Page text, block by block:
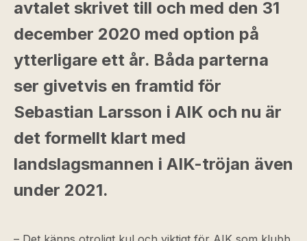
avtalet skrivet till och med den 31
december 2020 med option på
ytterligare ett år. Båda parterna
ser givetvis en framtid för
Sebastian Larsson i AIK och nu är
det formellt klart med
landslagsmannen i AIK-tröjan även
under 2021.